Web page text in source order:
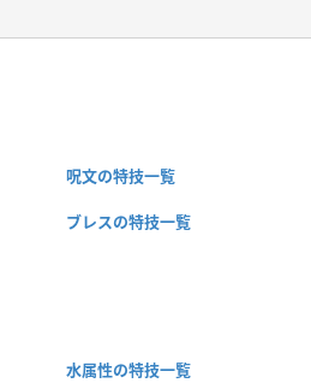
呪文の特技一覧
ブレスの特技一覧
水属性の特技一覧